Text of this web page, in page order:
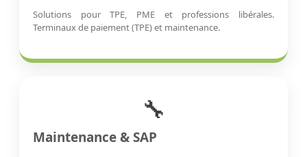
Solutions pour TPE, PME et professions libérales.
Terminaux de paiement (TPE) et maintenance.
🔧
Maintenance & SAP